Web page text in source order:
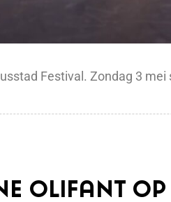
Festival. Zondag 3
olifant op